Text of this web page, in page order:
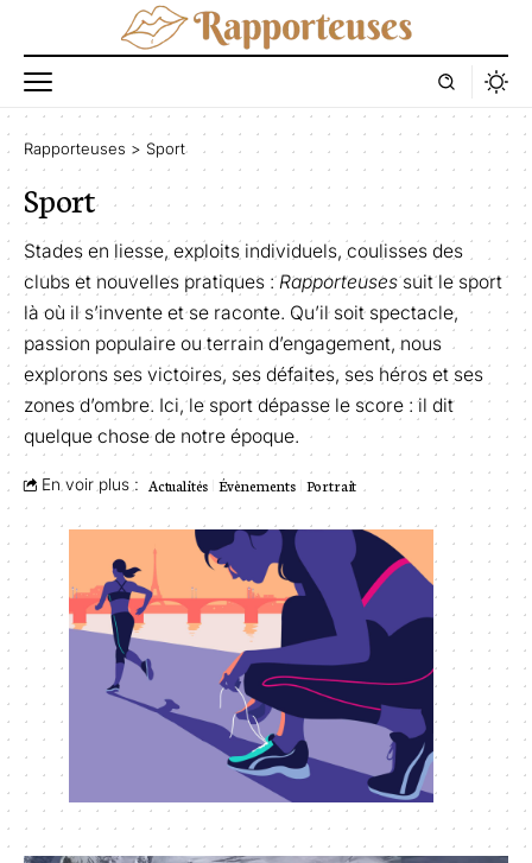
Rapporteuses > Sport
Sport
Stades en liesse, exploits individuels, coulisses des
clubs et nouvelles pratiques :Rapporteusessuit le sport
là où il s’invente et se raconte. Qu’il soit spectacle,
passion populaire ou terrain d’engagement, nous
explorons ses victoires, ses défaites, ses héros et ses
zones d’ombre. Ici, le sport dépasse le score : il dit
quelque chose de notre époque.
En voir plus : Actualités Évènements Portrait